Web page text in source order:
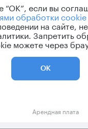
Бизнес-
Получить
по аренде в
Арендная плата
“ОК”, если вы
обработки cookie
на сайте,
Запретить
можете через
ОК